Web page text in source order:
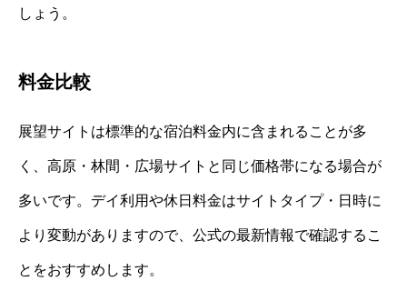
しょう。
料金比較
展望サイトは標準的な宿泊料金内に含まれることが多
く、高原・林間・広場サイトと同じ価格帯になる場合が
多いです。デイ利用や休日料金はサイトタイプ・日時に
より変動がありますので、公式の最新情報で確認するこ
とをおすすめします。